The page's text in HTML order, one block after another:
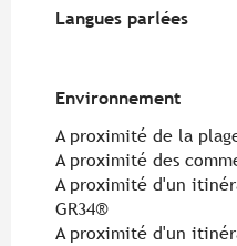
Langues parlées
Langues parlées
Environnement
Environnement
A proximité de la
A proximité des
A proximité d'un
GR34®
A proximité d'un